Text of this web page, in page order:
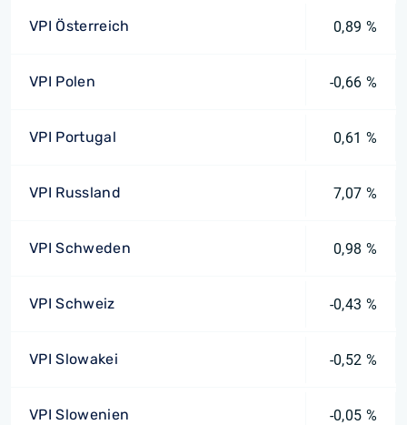
VPI Österreich 0,89 %
VPI Polen -0,66 %
VPI Portugal 0,61 %
VPI Russland 7,07 %
VPI Schweden 0,98 %
VPI Schweiz -0,43 %
VPI Slowakei -0,52 %
VPI Slowenien -0,05 %